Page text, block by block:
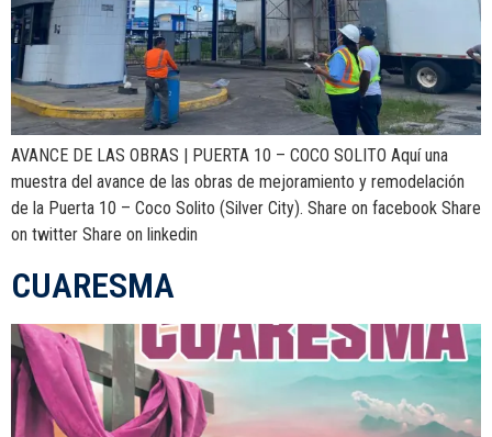
AVANCE DE LAS OBRAS | PUERTA 10 – COCO SOLITO Aquí una
muestra del avance de las obras de mejoramiento y remodelación
de la Puerta 10 – Coco Solito (Silver City). Share on facebook Share
on twitter Share on linkedin
CUARESMA